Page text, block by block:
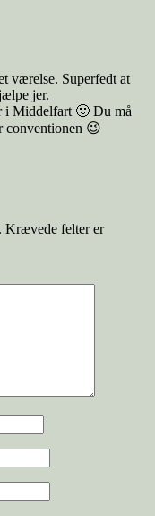
værelse. Superfedt at
jer.
i Middelfart 🙂 Du må
conventionen 😉
Krævede felter er